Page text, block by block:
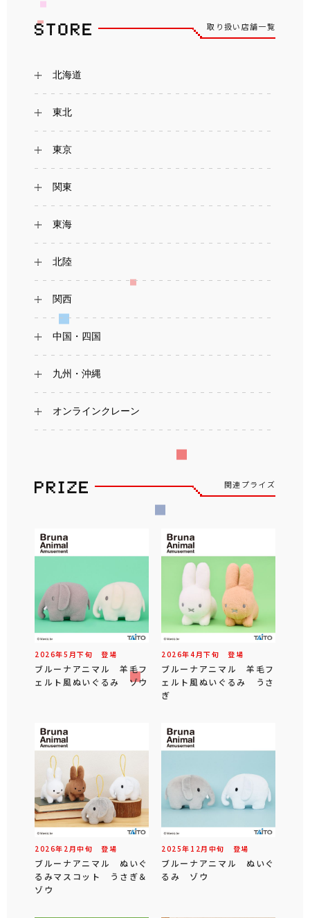
取り扱い店舗一覧
北海道
東北
東京
関東
東海
北陸
関西
中国・四国
九州・沖縄
オンラインクレーン
関連プライズ
2026年5 月下旬 登場
ブルーナアニマル 羊毛フ
ェルト風ぬいぐるみ ゾウ
2026年4 月下旬 登場
ブルーナアニマル 羊毛フ
ェルト風ぬいぐるみ うさ
ぎ
2026年 2 月中旬 登場
ブルーナアニマル ぬいぐ
るみマスコット うさぎ＆
ゾウ
2025年 12 月 中旬 登場
ブルーナアニマル ぬいぐ
るみ ゾウ